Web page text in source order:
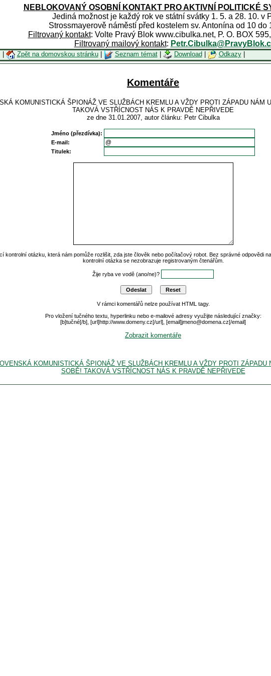
NEBLOKOVANÝ OSOBNÍ KONTAKT PRO AKTIVNÍ POLITICKÉ
Jediná možnost je každý rok ve státní svátky 1. 5. a 28. 10. v
Strossmayerově náměstí před kostelem sv. Antonína od 10 do
Filtrovaný kontakt: Volte Pravý Blok www.cibulka.net, P. O. BOX
Filtrovaný mailový kontakt:
Zpět na domovskou stránku| Seznam témat| Download Odkazy|
Komentáře
KOMUNISTICKÁ ŠPIONÁŽ VE SLUŽBÁCH KREMLU A VŽDY PROTI ZÁPADU NÁM
TAKOVÁ VSTŘÍCNOST NÁS K PRAVDĚ NEPŘIVEDE
ze dne 31.01.2007, autor článku: Petr Cibulka
Jméno (přezdívka):
E-mail:
Titulek:
kontrolní otázku, která nám pomůže rozlišit, zda jste člověk nebo počítačový robot. Bez správné odpovědi
kontrolní otázka se nezobrazuje registrovaným čtenářům.
Žije ryba ve vodě (ano/ne)?
V rámci komentářů nelze používat HTML tagy.
Pro vložení tučného textu, hyperlinku nebo e-mailové adresy využijte následující značky:
[b]tučné[/b], [url]http://www.domeny.cz[/url], [email]jmeno@domena.cz[/email]
Zobrazit komentáře
KOMUNISTICKÁ ŠPIONÁŽ VE SLUŽBÁCH KREMLU A VŽDY PROTI
SOBĚ! TAKOVÁ VSTŘÍCNOST NÁS K PRAVDĚ NEPŘIVEDE